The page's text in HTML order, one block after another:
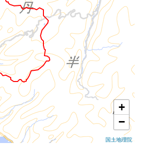
+
−
国土地理院